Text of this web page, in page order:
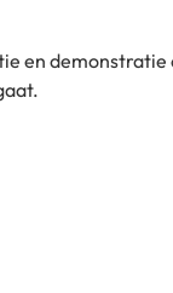
en demonstratie